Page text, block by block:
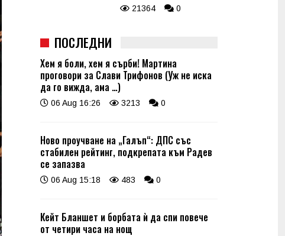
21364 0
ПОСЛЕДНИ
Хем я боли, хем я сърби! Мартина
проговори за Слави Трифонов (Уж не иска
да го вижда, ама …)
06 Aug 16:26 3213 0
Ново проучване на „Галъп“: ДПС със
стабилен рейтинг, подкрепата към Радев
се запазва
06 Aug 15:18 483 0
Кейт Бланшет и борбата ѝ да спи повече
от четири часа на нощ